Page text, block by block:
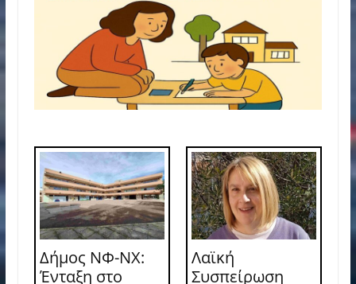
Δήμος ΝΦ-ΝΧ:
Ένταξη στο
Λαϊκή
Συσπείρωση